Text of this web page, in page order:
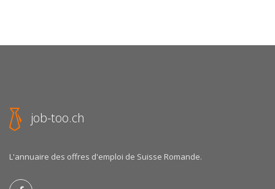
job-too.ch
L'annuaire des offres d'emploi de Suisse Romande.